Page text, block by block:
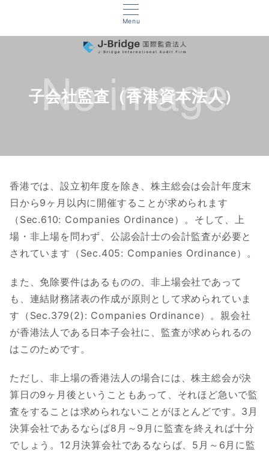
Menu
子会社監査（香港資本法人）
香港では、設立初年度を除き、株主総会は会計年度末
日から9ヶ月以内に開催することが求められます
（Sec.610: Companies Ordinance）。そして、上
場・非上場を問わず、公認会計士の会計監査が必要と
されています（Sec.405: Companies Ordinance）。
また、免除要件はあるものの、非上場会社であって
も、連結財務諸表の作成が原則として求められていま
す（Sec.379(2): Companies Ordinance）。親会社
が香港法人である日本子会社に、監査が求められるの
はこのためです。
ただし、非上場の香港法人の場合には、株主総会が決
算日の9ヶ月後ということもあって、それほど急いで監
査をすることは求められないことがほとんどです。3月
決算会社であるならば8月～9月に監査を終えれば十分
でしょう。12月決算会社であるならば、5月～6月に監